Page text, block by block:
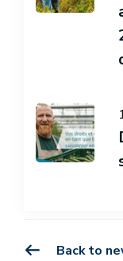
Back to